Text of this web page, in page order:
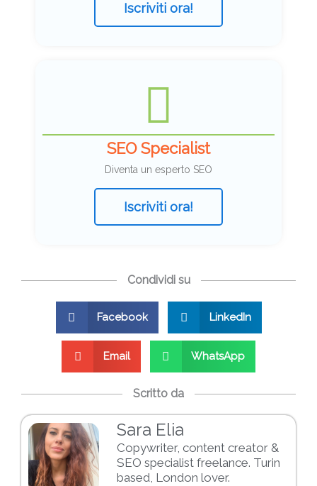
Iscriviti ora!
SEO Specialist
Diventa un esperto SEO
Iscriviti ora!
Condividi su
Facebook LinkedIn
Email WhatsApp
Scritto da
Sara Elia
Copywriter, content creator &
SEO specialist freelance. Turin
based, London lover.